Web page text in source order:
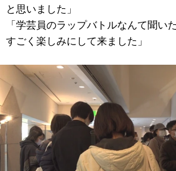
と思いました」
「学芸員のラップバトルなんて聞い
すごく楽しみにして来ました」